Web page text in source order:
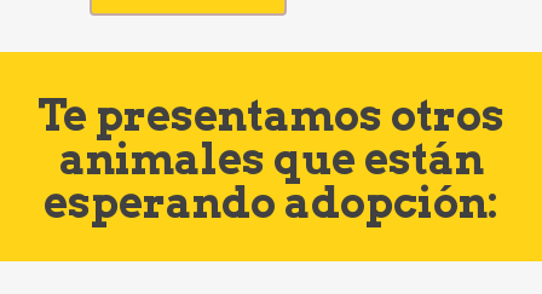
Te presentamos otros
animales que están
esperando adopción: